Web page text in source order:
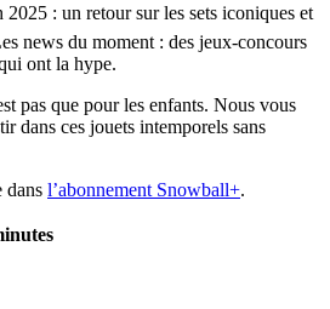
: un retour sur les sets iconiques et
news du moment : des jeux-concours
ont la hype.
pas que pour les enfants. Nous vous
dans ces jouets intemporels sans
dans l’abonnement Snowball+.